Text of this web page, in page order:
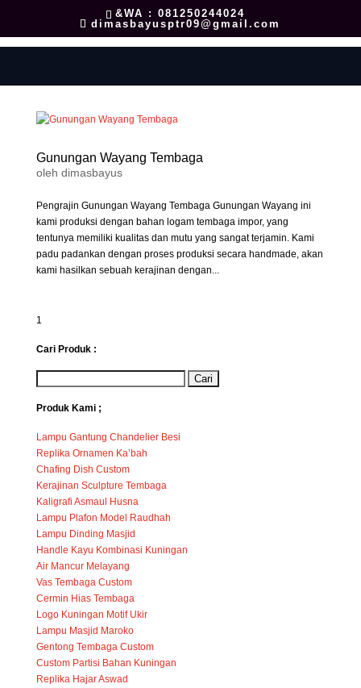
&WA : 081250244024
dimasbayusptr09@gmail.com
Gunungan Wayang Tembaga
oleh dimasbayus
Pengrajin Gunungan Wayang Tembaga Gunungan Wayang ini
kami produksi dengan bahan logam tembaga impor, yang
tentunya memiliki kualitas dan mutu yang sangat terjamin. Kami
padu padankan dengan proses produksi secara handmade, akan
kami hasilkan sebuah kerajinan dengan...
1
Cari Produk :
Produk Kami ;
Lampu Gantung Chandelier Besi
Replika Ornamen Ka’bah
Chafing Dish Custom
Kerajinan Sculpture Tembaga
Kaligrafi Asmaul Husna
Lampu Plafon Model Raudhah
Lampu Dinding Masjid
Handle Kayu Kombinasi Kuningan
Air Mancur Melayang
Vas Tembaga Custom
Cermin Hias Tembaga
Logo Kuningan Motif Ukir
Lampu Masjid Maroko
Gentong Tembaga Custom
Custom Partisi Bahan Kuningan
Replika Hajar Aswad